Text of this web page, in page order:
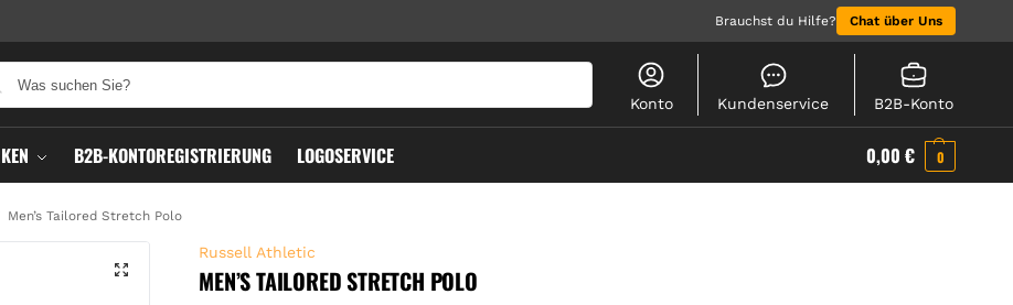
Brauchst du Hilfe? Chat über Uns
Konto Kundenservice B2B-Konto
B2B-KONTOREGISTRIERUNG LOGOSERVICE 0,00 € 0
Men’s Tailored Stretch Polo
Russell Athletic
MEN’S TAILORED STRETCH POLO